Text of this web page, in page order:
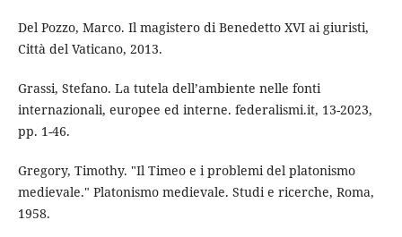
Del Pozzo, Marco. Il magistero di Benedetto XVI ai giuristi,
Città del Vaticano, 2013.
Grassi, Stefano. La tutela dell’ambiente nelle fonti
internazionali, europee ed interne. federalismi.it, 13-2023,
pp. 1-46.
Gregory, Timothy. "Il Timeo e i problemi del platonismo
medievale." Platonismo medievale. Studi e ricerche, Roma,
1958.